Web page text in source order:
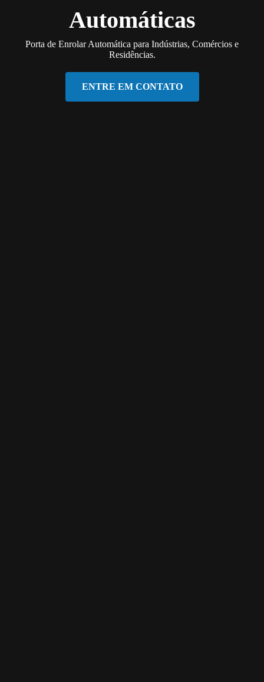
Automáticas
Porta de Enrolar Automática para Indústrias, Comércios e
Residências.
ENTRE EM CONTATO